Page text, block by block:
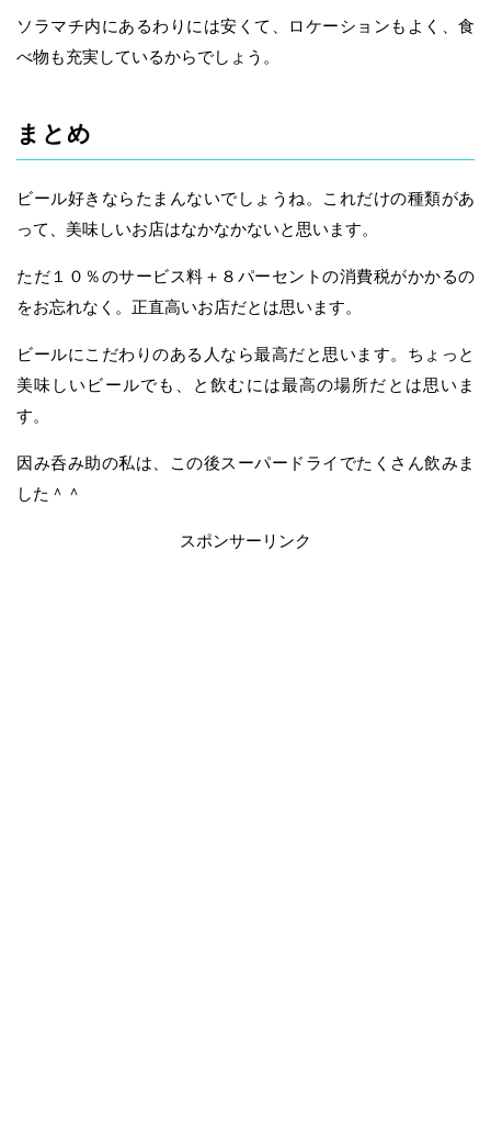
ソラマチ内にあるわりには安くて、ロケーションもよく、食
べ物も充実しているからでしょう。
まとめ
ビール好きならたまんないでしょうね。これだけの種類があ
って、美味しいお店はなかなかないと思います。
ただ１０％のサービス料＋８パーセントの消費税がかかるの
をお忘れなく。正直高いお店だとは思います。
ビールにこだわりのある人なら最高だと思います。ちょっと
美味しいビールでも、と飲むには最高の場所だとは思いま
す。
因み呑み助の私は、この後スーパードライでたくさん飲みま
した＾＾
スポンサーリンク